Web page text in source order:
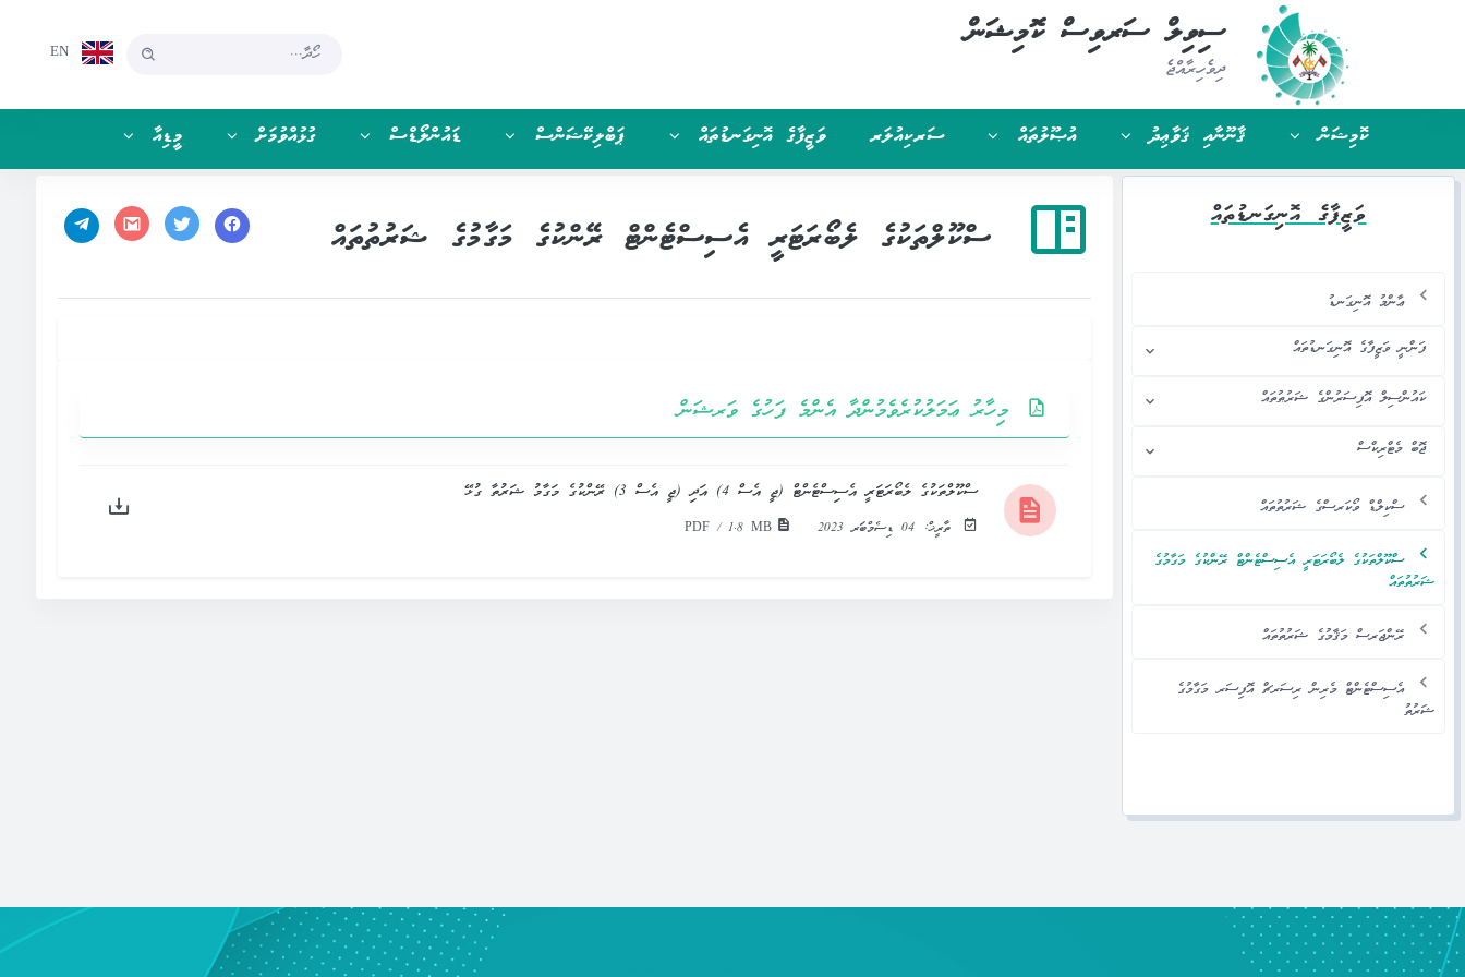
ސިވިލް ސަރވިސް ކޮމިޝަން
ދިވެހިރާއްޖެ
EN
ކޮމިޝަން ޤާނޫނާއި ޤަވާޢިދު އުޞޫލުތައް ސަރކިއުލަރ ވަޒީފާގެ އޮނިގަނޑުތައް ޕަބްލިކޭޝަންސް ޑައުންލޯޑްސް ގުޅުއްވުމަށް މީޑިއާ
ވަޒީފާގެ އޮނިގަނޑުތައް
ޢާންމު އޮނިގަނޑު
ފަންނީ ވަޒީފާގެ އޮނިގަނޑުތައް
ކައުންސިލް އޮފިސަރުންގެ ޝަރުޠުތައް
ޖޮބް މެޓްރިކްސް
ސްކިލްޑް ވޯކަރސްގެ ޝަރުތުތައް
ސްކޫލްތަކުގެ ލެބޯރަޓަރީ އެސިސްޓެންޓް ރޭންކުގެ މަގާމުގެ
ޝަރުތުތައް
ރޭންޖަރސް މަޤާމުގެ ޝަރުތުތައް
އެސިސްޓެންޓް މެރިން ރިސަރޗް އޮފިސަރ މަގާމުގެ
ޝަރުތު
ސްކޫލްތަކުގެ ލެބޯރަޓަރީ އެސިސްޓެންޓް ރޭންކުގެ މަގާމުގެ ޝަރުތުތައް
މިހާރު ޢަމަލުކުރެވެމުންދާ އެންމެ ފަހުގެ ވަރޝަން
ސްކޫލްތަކުގެ ލެބޯރަޓަރީ އެސިސްޓެންޓް (ޖީ އެސް 4) އަދި (ޖީ އެސް 3) ރޭންކުގެ މަގާމު ޝަރުތާ ގުޅޭ
ތާރީޚް: 04 ޑިސެމްބަރ 2023 PDF / 1.8 MB